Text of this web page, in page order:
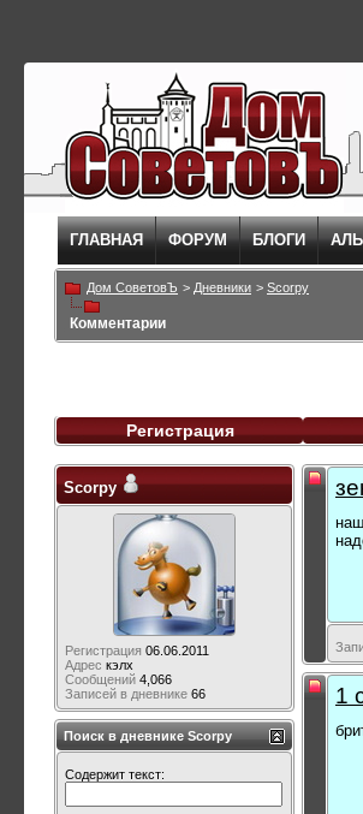
ГЛАВНАЯ ФОРУМ БЛОГИ
Дом СоветовЪ > Дневники > Scorpy
Комментарии
Регистрация
1
Scorpy
Регистрация 06.06.2011
Адрес кэлх
Сообщений 4,066
Записей в дневнике 66
Поиск в дневнике Scorpy
Содержит текст: